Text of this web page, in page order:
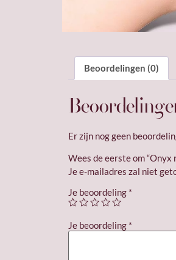
Beoordelingen (0)
Er zijn nog geen
Wees de eerste om “Onyx
Je e-mailadres zal niet
Je beoordeling *
Je beoordeling *